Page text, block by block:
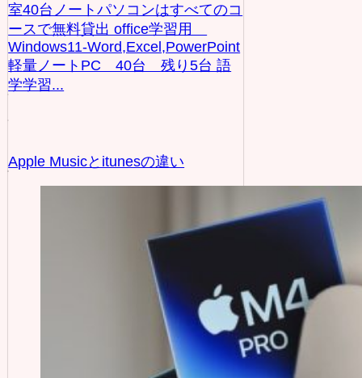
室40台ノートパソコンはすべてのコ
ースで無料貸出 office学習用
Windows11-Word,Excel,PowerPoint
軽量ノートPC 40台 残り5台 語
学学習...
Apple Musicとitunesの違い